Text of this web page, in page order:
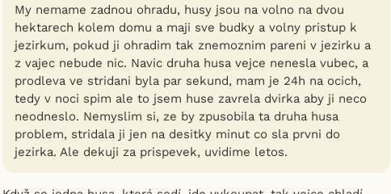
My nemame zadnou ohradu, husy jsou na volno na dvou
hektarech kolem domu a maji sve budky a volny pristup k
jezirkum, pokud ji ohradim tak znemoznim pareni v jezirku a
z vajec nebude nic. Navic druha husa vejce nenesla vubec, a
prodleva ve stridani byla par sekund, mam je 24h na ocich,
tedy v noci spim ale to jsem huse zavrela dvirka aby ji neco
neodneslo. Nemyslim si, ze by zpusobila ta druha husa
problem, stridala ji jen na desitky minut co sla prvni do
jezirka. Ale dekuji za prispevek, uvidime letos.